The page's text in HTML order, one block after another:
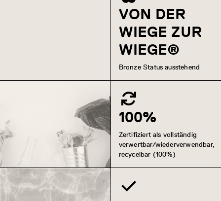
VON DER
WIEGE ZUR
WIEGE®
Bronze Status ausstehend
100%
Zertifiziert als vollständig
verwertbar/wiederverwendbar,
recycelbar (100%)